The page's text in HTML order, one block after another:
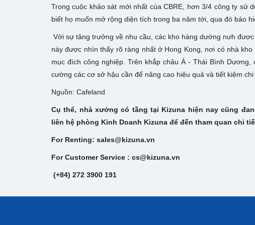
Trong cuộc khảo sát mới nhất của CBRE, hơn 3/4 công ty sử
biết họ muốn mở rộng diện tích trong ba năm tới, qua đó báo
Với sự tăng trưởng về nhu cầu, các kho hàng dường nưh
này được nhìn thấy rõ ràng nhất ở Hong Kong, nơi có nhà
mục đích công nghiệp. Trên khắp châu Á - Thái Bình
cường các cơ sở hậu cần để nâng cao hiệu quả và tiết kiệm chi
Nguồn: Cafeland
Cụ thể, nhà xưởng có tầng tại Kizuna hiện nay cũng
liên hệ phòng Kinh Doanh Kizuna để đến tham quan chi
For Renting: sales@kizuna.vn
For Customer Service : cs@kizuna.vn
(+84) 272 3900 191